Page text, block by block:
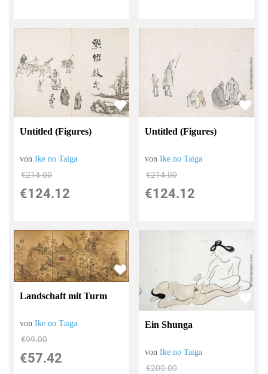
Untitled (Figures)
vonIke no Taiga
€214.00
€124.12
Untitled (Figures)
vonIke no Taiga
€214.00
€124.12
Landschaft mit Turm
vonIke no Taiga
€99.00
€57.42
Ein Shunga
vonIke no Taiga
€200.00